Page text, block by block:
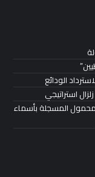
الودائع
استراتيجي
المسجلة بأسماء